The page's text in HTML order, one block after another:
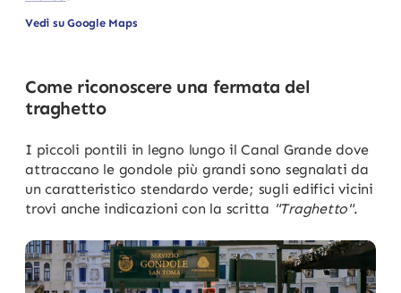
Vedi su Google Maps
Come riconoscere una fermata del
traghetto
I piccoli pontili in legno lungo il Canal Grande dove
attraccano le gondole più grandi sono segnalati da
un caratteristico stendardo verde; sugli edifici vicini
trovi anche indicazioni con la scritta "Traghetto".